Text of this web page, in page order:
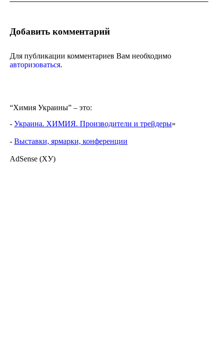
Добавить комментарий
Для публикации комментариев Вам необходимо
авторизоваться.
“Химия Украины” – это:
- Украина. ХИМИЯ. Производители и трейдеры»
- Выставки, ярмарки, конференции
AdSense (ХУ)